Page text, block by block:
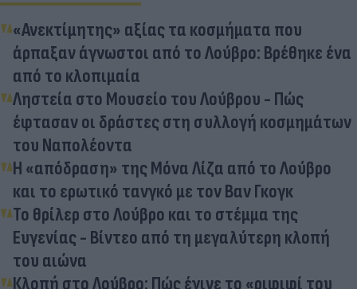
«Ανεκτίμητης» αξίας τα κοσμήματα που
άρπαξαν άγνωστοι από το Λούβρο: Βρέθηκε ένα
από το κλοπιμαία
Ληστεία στο Μουσείο του Λούβρου - Πώς
έφτασαν οι δράστες στη συλλογή κοσμημάτων
του Ναπολέοντα
Η «απόδραση» της Μόνα Λίζα από το Λούβρο
και το ερωτικό τανγκό με τον Βαν Γκογκ
Το θρίλερ στο Λούβρο και το στέμμα της
Ευγενίας - Βίντεο από τη μεγαλύτερη κλοπή
του αιώνα
Κλοπή στο Λούβρο: Πώς έγινε το «ριφιφί του